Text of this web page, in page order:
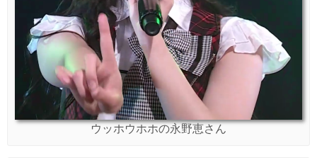
ウッホウホホの永野恵さん